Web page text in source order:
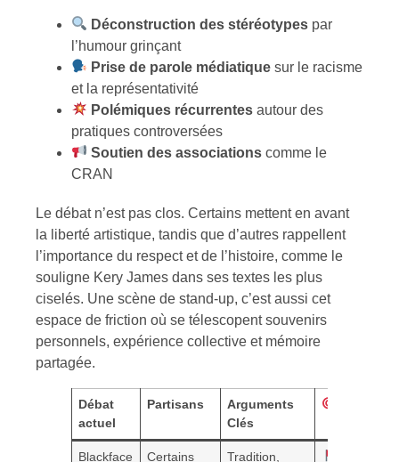
Déconstruction des stéréotypes par
l’humour grinçant
Prise de parole médiatique sur le racisme
et la représentativité
Polémiques récurrentes autour des
pratiques controversées
Soutien des associations comme le
CRAN
Le débat n’est pas clos. Certains mettent en avant
la liberté artistique, tandis que d’autres rappellent
l’importance du respect et de l’histoire, comme le
souligne Kery James dans ses textes les plus
ciselés. Une scène de stand-up, c’est aussi cet
espace de friction où se télescopent souvenirs
personnels, expérience collective et mémoire
partagée.
Débat
actuel
Partisans
Arguments
Clés
Blackface
Certains
Tradition,